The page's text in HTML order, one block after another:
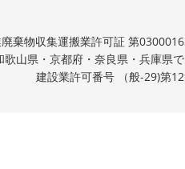
棄物収集運搬業許可証 第
歌山県・京都府・奈良県・兵庫県
建設業許可番号 （般-29)第